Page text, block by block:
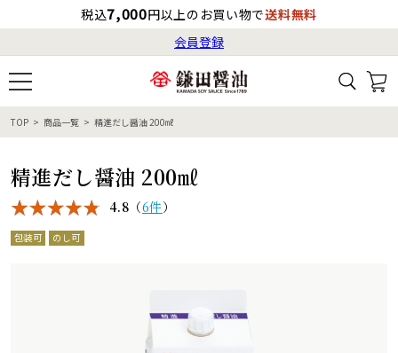
税込7,000円以上のお買い物で送料無料
会員登録
ログイン
会員登録
すべての商品一覧
商品カテゴリ
すべてから検索
カタログ番号・記号検索
TOP 商品一覧 精進だし醤油 200㎖
精進だし醤油 200㎖
4.8 （6件）
包装可 のし可
最短お届け日（国内）の目安
8月7日
13:00
8月8日